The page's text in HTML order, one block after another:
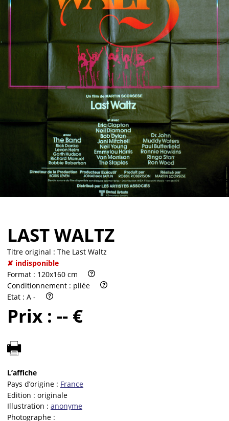
Vendre
LAST WALTZ
Titre original : The Last Waltz
✘ indisponible
Format : 120x160 cm
Conditionnement : pliée
Etat : A -
Prix : -- €
L’affiche
Pays d’origine : France
Edition : originale
Illustration : anonyme
Photographe :